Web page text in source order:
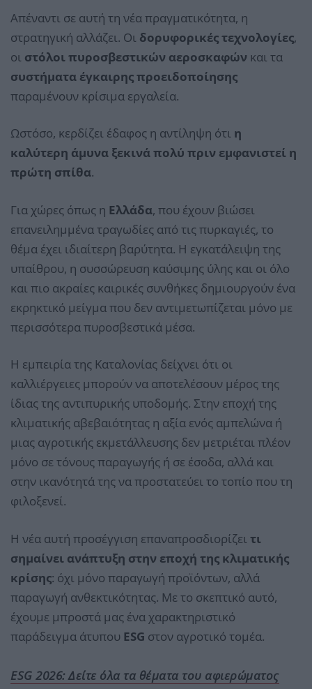
Απέναντι σε αυτή τη νέα πραγματικότητα, η
στρατηγική αλλάζει. Οι δορυφορικές τεχνολογίες,
οι στόλοι πυροσβεστικών αεροσκαφών και τα
συστήματα έγκαιρης προειδοποίησης
παραμένουν κρίσιμα εργαλεία.
Ωστόσο, κερδίζει έδαφος η αντίληψη ότι η
καλύτερη άμυνα ξεκινά πολύ πριν εμφανιστεί η
πρώτη σπίθα.
Για χώρες όπως η Ελλάδα, που έχουν βιώσει
επανειλημμένα τραγωδίες από τις πυρκαγιές, το
θέμα έχει ιδιαίτερη βαρύτητα. Η εγκατάλειψη της
υπαίθρου, η συσσώρευση καύσιμης ύλης και οι όλο
και πιο ακραίες καιρικές συνθήκες δημιουργούν ένα
εκρηκτικό μείγμα που δεν αντιμετωπίζεται μόνο με
περισσότερα πυροσβεστικά μέσα.
Η εμπειρία της Καταλονίας δείχνει ότι οι
καλλιέργειες μπορούν να αποτελέσουν μέρος της
ίδιας της αντιπυρικής υποδομής. Στην εποχή της
κλιματικής αβεβαιότητας η αξία ενός αμπελώνα ή
μιας αγροτικής εκμετάλλευσης δεν μετριέται πλέον
μόνο σε τόνους παραγωγής ή σε έσοδα, αλλά και
στην ικανότητά της να προστατεύει το τοπίο που τη
φιλοξενεί.
Η νέα αυτή προσέγγιση επαναπροσδιορίζει τι
σημαίνει ανάπτυξη στην εποχή της κλιματικής
κρίσης: όχι μόνο παραγωγή προϊόντων, αλλά
παραγωγή ανθεκτικότητας. Με το σκεπτικό αυτό,
έχουμε μπροστά μας ένα χαρακτηριστικό
παράδειγμα άτυπου ESG στον αγροτικό τομέα.
ESG 2026: Δείτε όλα τα θέματα του αφιερώματος